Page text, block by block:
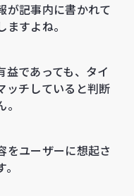
が記事内に書かれて
すよね。
であっても、タイ
ッチしていると判断
をユーザーに想起さ